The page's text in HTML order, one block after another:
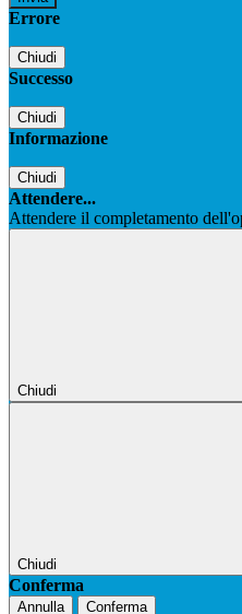
Errore
Chiudi
Successo
Chiudi
Informazione
Chiudi
Attendere...
Attendere il completamento
Chiudi
Chiudi
Conferma
Annulla Conferma